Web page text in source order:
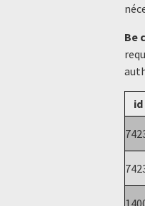
Be
id